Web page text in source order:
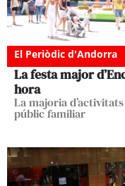
El Periòdic d'Andorra
La festa major
hora
La majoria
públic familiar